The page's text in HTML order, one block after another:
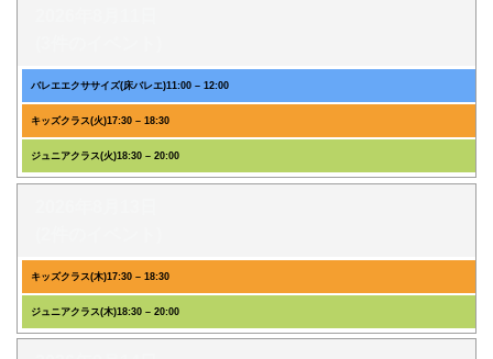
バレエエクササイズ(床バレエ)11:00 – 12:00
キッズクラス(火)17:30 – 18:30
ジュニアクラス(火)18:30 – 20:00
キッズクラス(木)17:30 – 18:30
ジュニアクラス(木)18:30 – 20:00